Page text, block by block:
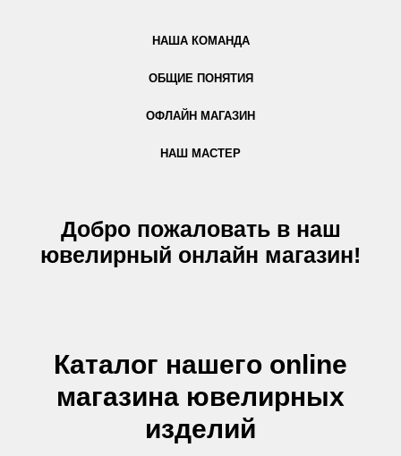
НАША КОМАНДА
ОБЩИЕ ПОНЯТИЯ
ОФЛАЙН МАГАЗИН
НАШ МАСТЕР
Добро пожаловать в наш
ювелирный онлайн магазин!
Каталог нашего online
магазина ювелирных
изделий